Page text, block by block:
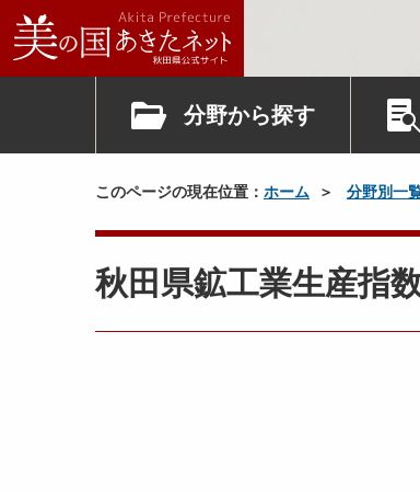
分野から探す
このページの現在位置： ホーム 分野別一
秋田県鉱工業生産指数